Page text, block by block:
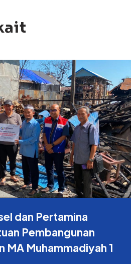
dan Pertamina
Pembangunan
MA Muhammadiyah 1